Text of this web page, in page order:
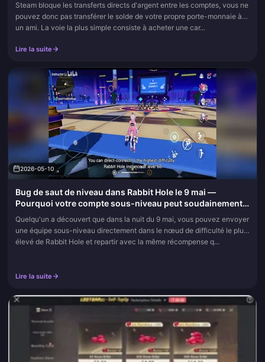
Steam bloque les transferts directs d'argent entre les comptes, vous ne
pouvez donc pas transférer le solde de votre propre porte-monnaie à
un ami. La voie la plus simple consiste à acheter une car...
Lire la suite
2026-05-10
Bug de saut de niveau dans Rabbit Hole le 9 mai —
Pourquoi votre compte sous-niveau peut soudainement
farmer du butin de haut niveau
Quelqu'un a découvert que dans la nuit du 9 mai, vous pouvez envoyer
une équipe sous-niveau directement dans le nœud de difficulté le plus
élevé de Rabbit Hole et repartir avec la même récompense q...
Lire la suite